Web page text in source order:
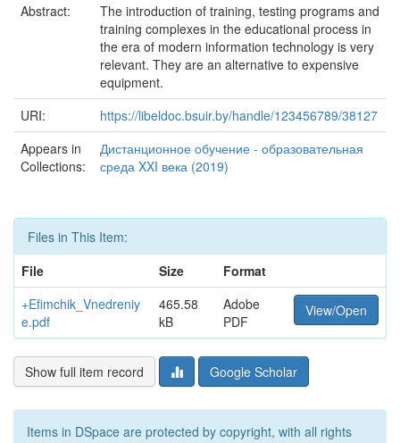
Abstract:
The introduction of training, testing programs and
training complexes in the educational process in
the era of modern information technology is very
relevant. They are an alternative to expensive
equipment.
URI:
https://libeldoc.bsuir.by/handle/123456789/38127
Appears in
Collections:
Дистанционное обучение - образовательная
среда XXI века (2019)
Files in This Item:
File
Size
Format
+Efimchik_Vnedreniy
e.pdf
465.58
kB
Adobe
PDF
View/Open
Show full item record Google Scholar
Items in DSpace are protected by copyright, with all rights